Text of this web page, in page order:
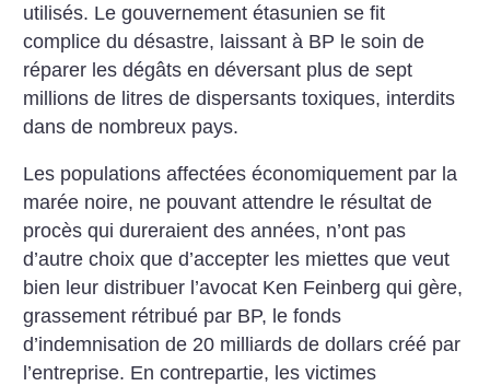
utilisés. Le gouvernement étasunien se fit
complice du désastre, laissant à BP le soin de
réparer les dégâts en déversant plus de sept
millions de litres de dispersants toxiques, interdits
dans de nombreux pays.
Les populations affectées économiquement par la
marée noire, ne pouvant attendre le résultat de
procès qui dureraient des années, n’ont pas
d’autre choix que d’accepter les miettes que veut
bien leur distribuer l’avocat Ken Feinberg qui gère,
grassement rétribué par BP, le fonds
d’indemnisation de 20 milliards de dollars créé par
l’entreprise. En contrepartie, les victimes